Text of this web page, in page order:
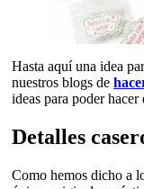
Hasta aquí una idea
nuestros blogs de
ideas para poder hacer
Detalles
Como hemos dicho a